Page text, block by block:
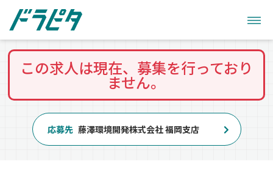
この求人は現在、募集を行っており
ません。
応募先 藤澤環境開発株式会社 福岡支店